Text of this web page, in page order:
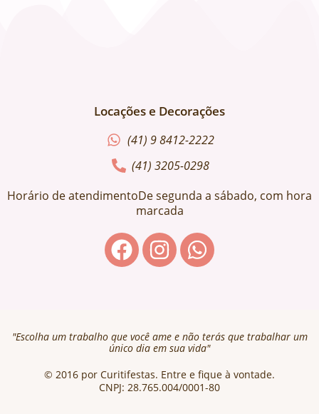
Locações e Decorações
(41) 9 8412-2222
(41) 3205-0298
Horário de atendimentoDe segunda a sábado, com hora
marcada
"Escolha um trabalho que você ame e não terás que trabalhar um
único dia em sua vida"
© 2016 por Curitifestas. Entre e fique à vontade.
CNPJ: 28.765.004/0001-80